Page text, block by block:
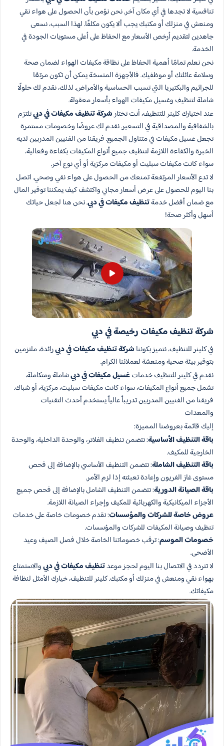
تنافسية لا تجدها في أي مكان آخر. نحن نؤمن بأن الحصول على هواء نقي
ومنعش في منزلك أو مكتبك يجب ألا يكون مكلفًا. لهذا السبب، نسعى
جاهدين لتقديم أرخص الأسعار مع الحفاظ على أعلى مستويات الجودة في
الخدمة.
نحن نعلم تمامًا أهمية الحفاظ على نظافة مكيفات الهواء لضمان صحة
وسلامة عائلتك أو موظفيك. فالأجهزة المتسخة يمكن أن تكون مرتعًا
للجراثيم والبكتيريا التي تسبب الحساسية والأمراض. لذلك، نقدم لك حلولًا
شاملة لتنظيف وغسيل مكيفات الهواء بأسعار معقولة.
عند اختيارك كلينر للتنظيف، أنت تختارشركة تنظيف مكيفات في دبيتلتزم
بالشفافية والمصداقية في التسعير. نقدم لك عروضًا وخصومات مستمرة
تجعل غسيل مكيفات في متناول الجميع. فريقنا من الفنيين المدربين لديه
الخبرة والكفاءة اللازمة لتنظيف جميع أنواع المكيفات بكفاءة وفعالية،
سواء كانت مكيفات سبليت أو مكيفات مركزية أو أي نوع آخر.
لا تدع الأسعار المرتفعة تمنعك من الحصول على هواء نقي وصحي. اتصل
بنا اليوم للحصول على عرض أسعار مجاني واكتشف كيف يمكننا توفير المال
مع ضمان أفضل خدمةتنظيف مكيفات في دبي. نحن هنا لجعل حياتك
أسهل وأكثر صحة!
شركة تنظيف مكيفات رخيصة في دبي
في كلينر للتنظيف، نتميز بكوننا شركة تنظيف مكيفات في دبيرائدة، ملتزمين
بتوفير بيئة صحية ومنعشة لعملائنا الكرام.
نقدم في كلينر للتنظيف خدماتغسيل مكيفات في دبيشاملة ومتكاملة،
تشمل جميع أنواع المكيفات، سواء كانت مكيفات سبليت، مركزية، أو شباك.
فريقنا من الفنيين المدربين تدريباً عالياً يستخدم أحدث التقنيات
والمعدات
إليك قائمة بعروضنا المميزة:
باقة التنظيف الأساسية: تتضمن تنظيف الفلاتر، والوحدة الداخلية، والوحدة
الخارجية للمكيف.
باقة التنظيف الشاملة: تتضمن التنظيف الأساسي بالإضافة إلى فحص
مستوى غاز الفريون وإعادة تعبئته إذا لزم الأمر.
باقة الصيانة الدورية: تتضمن التنظيف الشامل بالإضافة إلى فحص جميع
الأجزاء الميكانيكية والكهربائية للمكيف وإجراء الصيانة اللازمة.
عروض خاصة للشركات والمؤسسات: نقدم خصومات خاصة على خدمات
تنظيف وصيانة المكيفات للشركات والمؤسسات.
خصومات الموسم: ترقب خصوماتنا الخاصة خلال فصل الصيف وعيد
الأضحى.
لا تتردد في الاتصال بنا اليوم لحجز موعدتنظيف مكيفات في دبيوالاستمتاع
بهواء نقي ومنعش في منزلك أو مكتبك. كلينر للتنظيف، خيارك الأمثل لنظافة
مكيفاتك.